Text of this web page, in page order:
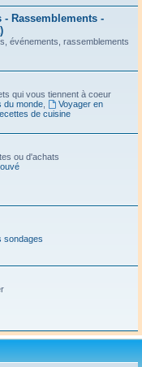
- Rassemblements -
événements, rassemblements
qui vous tiennent à coeur
du monde,
Voyager en
de cuisine
ou d'achats
sondages